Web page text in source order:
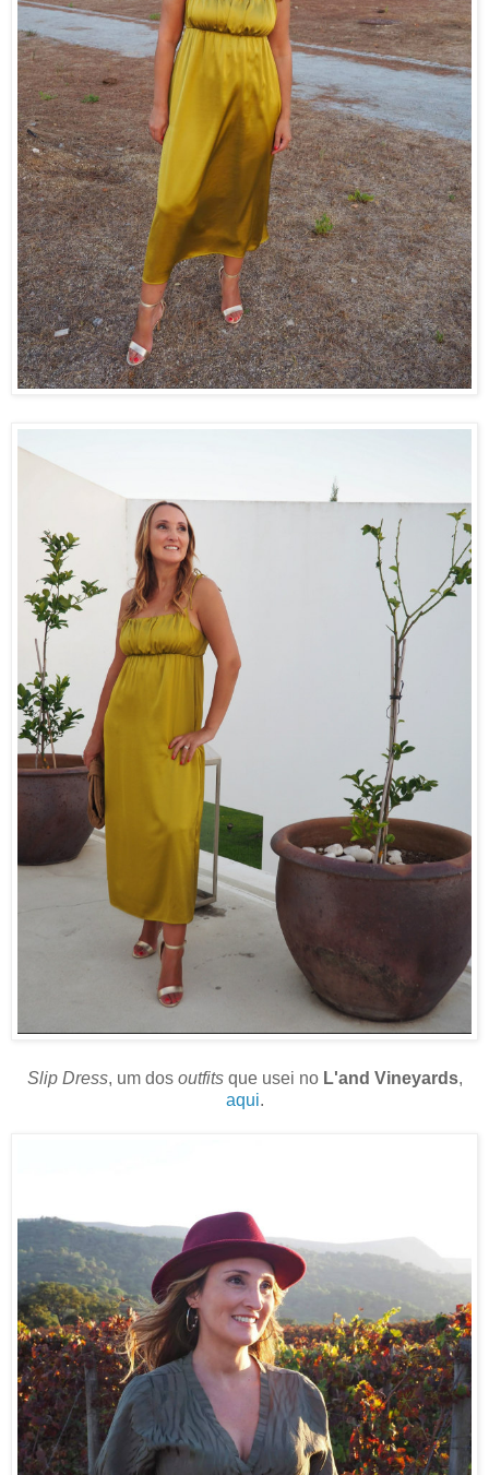
Slip Dress, um dos outfitsque usei no L'and Vineyards,
aqui.